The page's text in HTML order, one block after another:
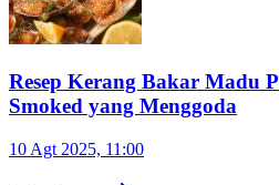
Resep Kerang Bakar Madu
Smoked yang Menggoda
10 Agt 2025, 11:00